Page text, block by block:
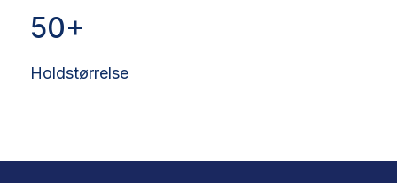
50
Holdstørrelse